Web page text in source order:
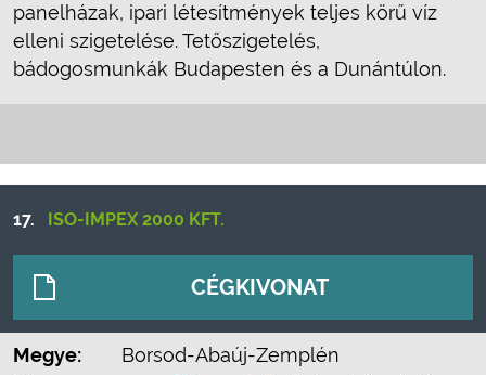
panelházak, ipari létesítmények teljes körű víz
elleni szigetelése. Tetőszigetelés,
bádogosmunkák Budapesten és a Dunántúlon.
17. ISO-IMPEX 2000 KFT.
CÉGKIVONAT
Megye:
Borsod-Abaúj-Zemplén